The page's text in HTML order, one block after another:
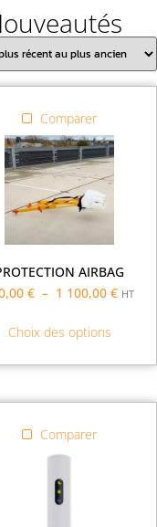
Comparer
AIRBAG
€ – 1 100,00€ HT
Choix des options
Comparer